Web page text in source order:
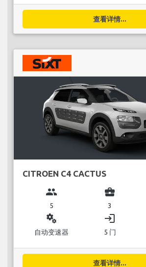
查看详情...
CITROEN C4 CACTUS
group
5
business_center
3
miscellaneous_services
自动变速器
login
5 门
查看详情...